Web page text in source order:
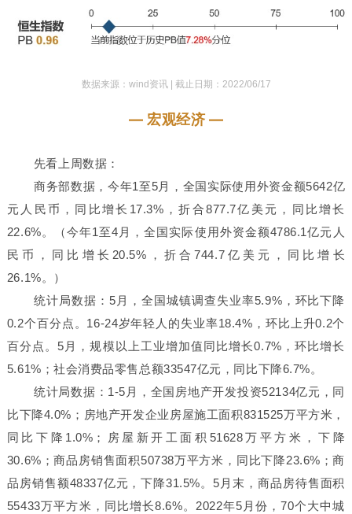
数据来源：wind资讯 | 截止日期：2022/06/17
— 宏观经济 —
先看上周数据：
商务部数据，今年1至5月，全国实际使用外资金额5642亿
元人民币，同比增长17.3%，折合877.7亿美元，同比增长
22.6%。（今年1至4月，全国实际使用外资金额4786.1亿元人
民币，同比增长20.5%，折合744.7亿美元，同比增长
26.1%。）
统计局数据：5月，全国城镇调查失业率5.9%，环比下降
0.2个百分点。16-24岁年轻人的失业率18.4%，环比上升0.2个
百分点。5月，规模以上工业增加值同比增长0.7%，环比增长
5.61%；社会消费品零售总额33547亿元，同比下降6.7%。
统计局数据：1-5月，全国房地产开发投资52134亿元，同
比下降4.0%；房地产开发企业房屋施工面积831525万平方米，
同比下降1.0%；房屋新开工面积51628万平方米，下降
30.6%；商品房销售面积50738万平方米，同比下降23.6%；商
品房销售额48337亿元，下降31.5%。5月末，商品房待售面积
55433万平方米，同比增长8.6%。2022年5月份，70个大中城